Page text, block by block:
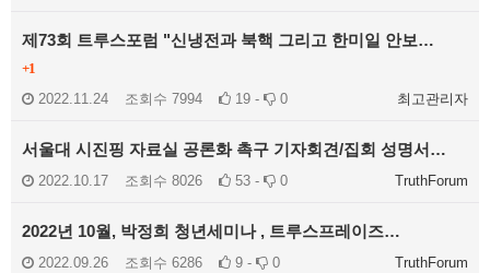
제73회 트루스포럼 "신냉전과 북핵 그리고 한미일 안보…
+1
최고관리자
2022.11.24 조회수 7994 19 - 0
서울대 시진핑 자료실 공론화 촉구 기자회견/집회 성명서…
TruthForum
2022.10.17 조회수 8026 53 - 0
2022년 10월, 박정희 청년세미나 , 트루스프레이즈…
TruthForum
2022.09.26 조회수 6286 9 - 0